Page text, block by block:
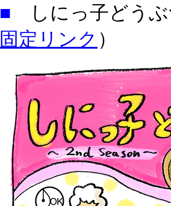
■ しにっ子どうぶ
固定リンク ）